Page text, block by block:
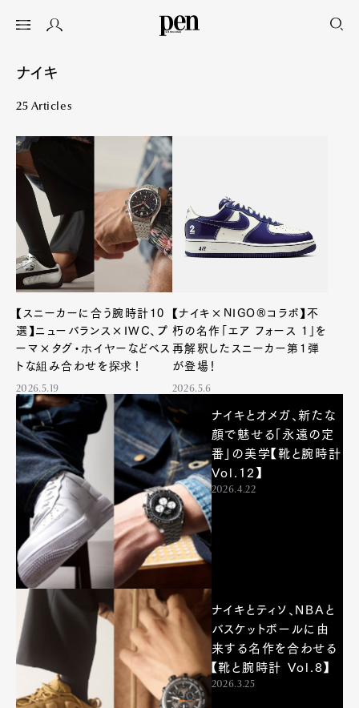
ナイキ
25 Articles
【スニーカーに合う腕時計10
選】ニューバランス×IWC、プ
ーマ×タグ・ホイヤーなどベス
トな組み合わせを探求！
2026.5.19
【ナイキ×NIGO®コラボ】不
朽の名作「エア フォース 1」を
再解釈したスニーカー第1弾
が登場！
2026.5.6
ナイキとオメガ、新たな
顔で魅せる「永遠の定
番」の美学【靴と腕時計
Vol.12】
2026.4.22
ナイキとティソ、NBAと
バスケットボールに由
来する名作を合わせる
【靴と腕時計 Vol.8】
2026.3.25